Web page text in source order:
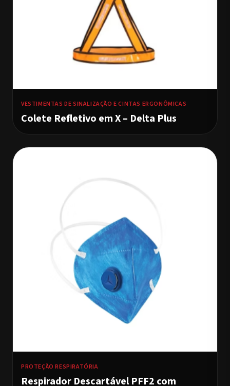
VESTIMENTAS DE SINALIZAÇÃO E CINTAS ERGONÔMICAS
Colete Refletivo em X – Delta Plus
PROTEÇÃO RESPIRATÓRIA
Respirador Descartável PFF2 com